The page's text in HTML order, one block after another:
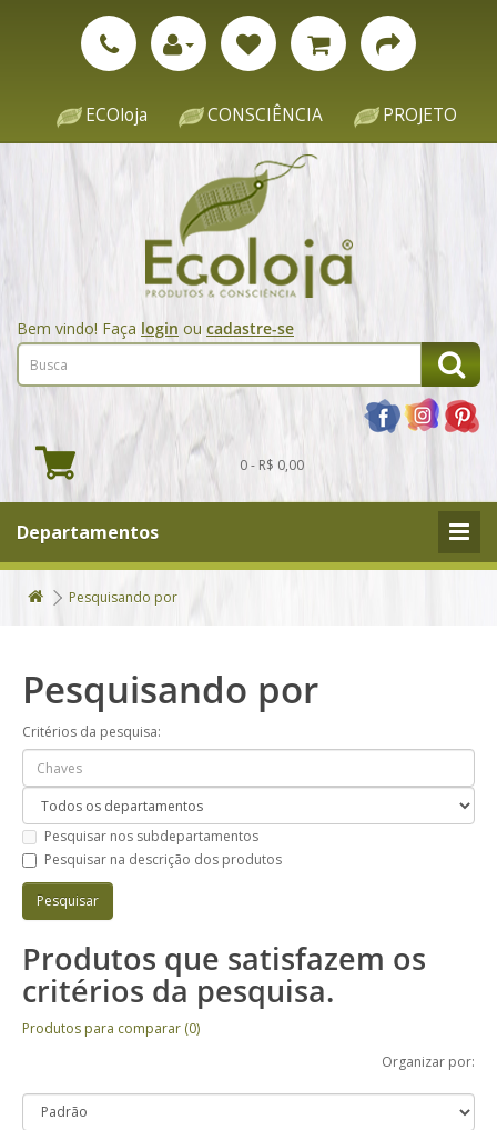
ECOloja CONSCIÊNCIA PROJETO
Bem vindo! Faça login ou cadastre-se
0 - R$ 0,00
Departamentos
Pesquisando por
Pesquisando por
Critérios da pesquisa:
Pesquisar nos subdepartamentos
Pesquisar na descrição dos produtos
Produtos que satisfazem os
critérios da pesquisa.
Produtos para comparar (0)
Organizar por: